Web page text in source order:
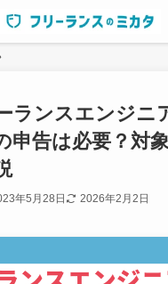
ランスエンジニ
申告は必要？対
年5月28日 2026年2月2日